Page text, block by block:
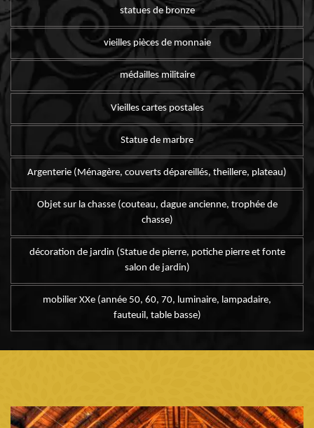
statues de bronze
vieilles pièces de monnaie
médailles militaire
Vieilles cartes postales
Statue de marbre
Argenterie (Ménagère, couverts dépareillés, theillere, plateau)
Objet sur la chasse (couteau, dague ancienne, trophée de
chasse)
décoration de jardin (Statue de pierre, potiche pierre et fonte
salon de jardin)
mobilier XXe (année 50, 60, 70, luminaire, lampadaire,
fauteuil, table basse)